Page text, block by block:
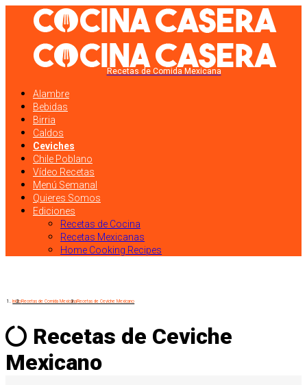
Recetas de Comida Mexicana
Alambre
Bebidas
Birria
Caldos
Ceviches
Chile Poblano
Vídeo Recetas
Menú Semanal
Quieres Somos
Ediciones
Recetas de Cocina
Recetas Mexicanas
Home Cooking Recipes
InicioRecetas de Comida MexicanaRecetas de Ceviche Mexicano
Recetas de Ceviche
Mexicano